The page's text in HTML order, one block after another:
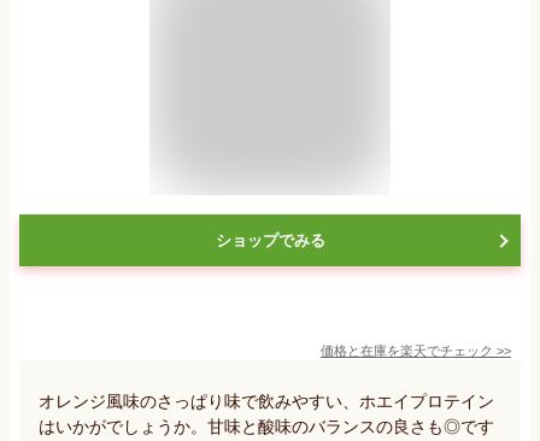
ショップでみる
価格と在庫を楽天でチェック >>
オレンジ風味のさっぱり味で飲みやすい、ホエイプロテイン
はいかがでしょうか。甘味と酸味のバランスの良さも◎です